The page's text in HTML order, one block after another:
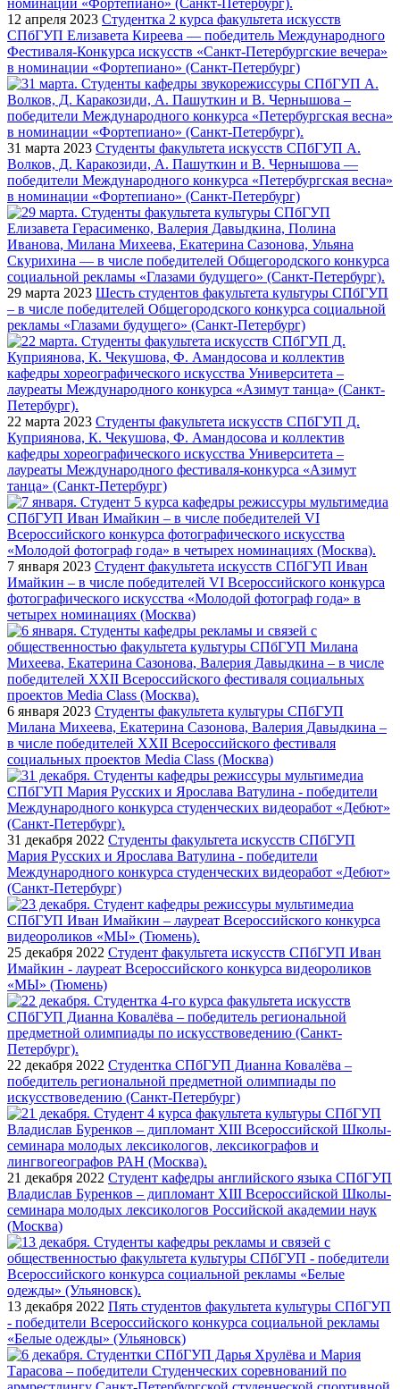
12 апреля 2023 Студентка 2 курса факультета искусств
СПбГУП Елизавета Киреева — победитель Международного
Фестиваля-Конкурса искусств «Санкт-Петербургские вечера»
в номинации «Фортепиано» (Санкт-Петербург)
31 марта 2023 Студенты факультета искусств СПбГУП А.
Волков, Д. Каракозиди, А. Пашуткин и В. Чернышова —
победители Международного конкурса «Петербургская весна»
в номинации «Фортепиано» (Санкт-Петербург)
29 марта 2023 Шесть студентов факультета культуры СПбГУП
– в числе победителей Общегородского конкурса социальной
рекламы «Глазами будущего» (Санкт-Петербург)
22 марта 2023 Студенты факультета искусств СПбГУП Д.
Куприянова, К. Чекушова, Ф. Амандосова и коллектив
кафедры хореографического искусства Университета –
лауреаты Международного фестиваля-конкурса «Азимут
танца» (Санкт-Петербург)
7 января 2023 Студент факультета искусств СПбГУП Иван
Имайкин – в числе победителей VI Всероссийского конкурса
фотографического искусства «Молодой фотограф года» в
четырех номинациях (Москва)
6 января 2023 Студенты факультета культуры СПбГУП
Милана Михеева, Екатерина Сазонова, Валерия Давыдкина –
в числе победителей XXII Всероссийского фестиваля
социальных проектов Media Class (Москва)
31 декабря 2022 Студенты факультета искусств СПбГУП
Мария Русских и Ярослава Ватулина - победители
Международного конкурса студенческих видеоработ «Дебют»
(Санкт-Петербург)
25 декабря 2022 Студент факультета искусств СПбГУП Иван
Имайкин - лауреат Всероссийского конкурса видеороликов
«МЫ» (Тюмень)
22 декабря 2022 Студентка СПбГУП Дианна Ковалёва –
победитель региональной предметной олимпиады по
искусствоведению (Санкт-Петербург)
21 декабря 2022 Студент кафедры английского языка СПбГУП
Владислав Буренков – дипломант XIII Всероссийской Школы-
семинара молодых лексикологов Российской академии наук
(Москва)
13 декабря 2022 Пять студентов факультета культуры СПбГУП
- победители Всероссийского конкурса социальной рекламы
«Белые одежды» (Ульяновск)